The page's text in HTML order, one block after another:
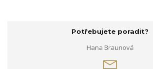
Potřebujete poradit?
Hana Braunová